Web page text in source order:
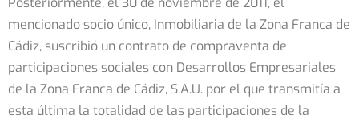
mencionado socio único, Inmobiliaria de la Zona Franca de
Cádiz, suscribió un contrato de compraventa de
participaciones sociales con Desarrollos Empresariales
de la Zona Franca de Cádiz, S.A.U. por el que transmitía a
esta última la totalidad de las participaciones de la